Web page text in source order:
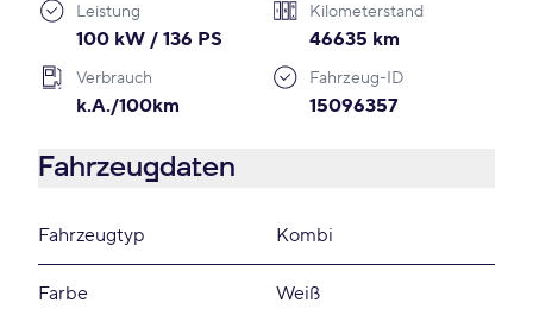
Leistung
100 kW / 136 PS
Kilometerstand
46635 km
Verbrauch
k.A./100km
Fahrzeug-ID
15096357
Fahrzeugdaten
Fahrzeugtyp Kombi
Farbe Weiß